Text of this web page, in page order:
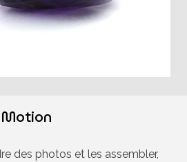
des photos et les assembler,